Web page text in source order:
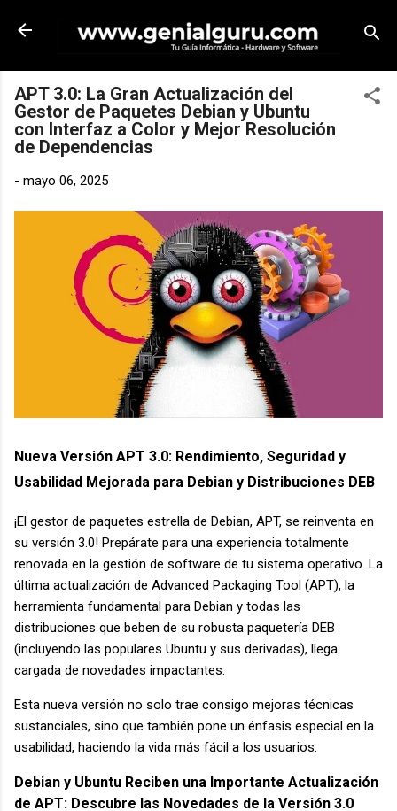
Ir al contenido principal
APT 3.0: La Gran Actualización del
Gestor de Paquetes Debian y Ubuntu
con Interfaz a Color y Mejor Resolución
de Dependencias
- mayo 06, 2025
Nueva Versión APT 3.0: Rendimiento, Seguridad y
Usabilidad Mejorada para Debian y Distribuciones DEB
¡El gestor de paquetes estrella de Debian, APT, se reinventa en
su versión 3.0! Prepárate para una experiencia totalmente
renovada en la gestión de software de tu sistema operativo. La
última actualización de Advanced Packaging Tool (APT), la
herramienta fundamental para Debian y todas las
distribuciones que beben de su robusta paquetería DEB
(incluyendo las populares Ubuntu y sus derivadas), llega
cargada de novedades impactantes.
Esta nueva versión no solo trae consigo mejoras técnicas
sustanciales, sino que también pone un énfasis especial en la
usabilidad, haciendo la vida más fácil a los usuarios.
Debian y Ubuntu Reciben una Importante Actualización
de APT: Descubre las Novedades de la Versión 3.0